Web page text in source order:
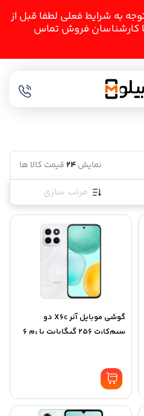
به شرایط فعلی لطفا قبل از
کارشناسان فروش تماس
نمایش24قیمت کالا ها
مرتب سازی
through
98,520,000 تومان
گوشی موبایل آنر X6c دو
سیم‌کارت 256 گیگابایت با رم 6